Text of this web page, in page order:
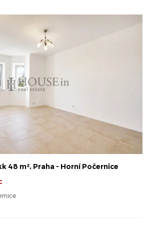
48 m², Praha - Horní Počernice